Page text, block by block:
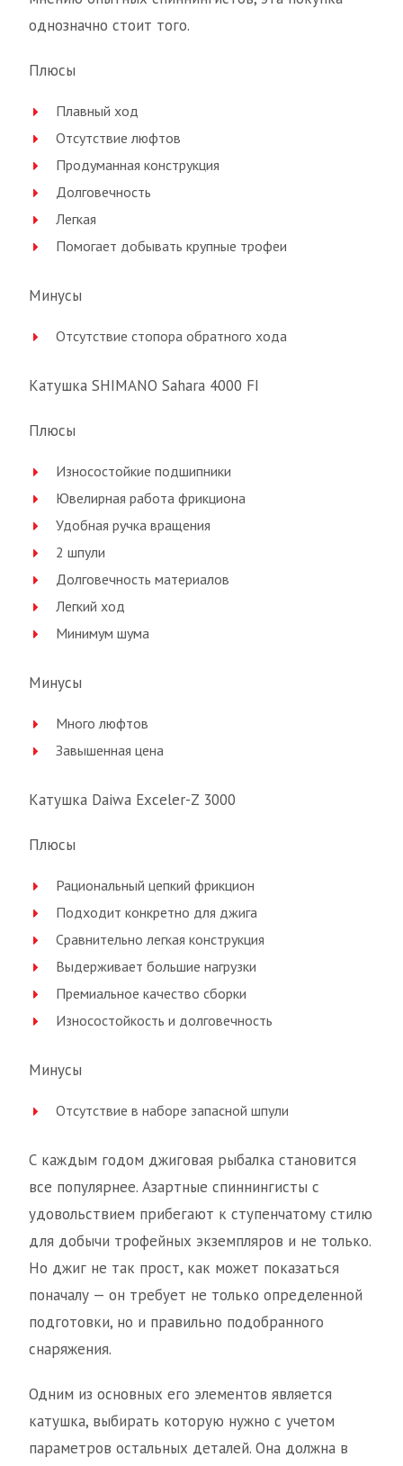
однозначно стоит того.
Плюсы
Плавный ход
Отсутствие люфтов
Продуманная конструкция
Долговечность
Легкая
Помогает добывать крупные трофеи
Минусы
Отсутствие стопора обратного хода
Катушка SHIMANO Sahara 4000 FI
Плюсы
Износостойкие подшипники
Ювелирная работа фрикциона
Удобная ручка вращения
2 шпули
Долговечность материалов
Легкий ход
Минимум шума
Минусы
Много люфтов
Завышенная цена
Катушка Daiwa Exceler-Z 3000
Плюсы
Рациональный цепкий фрикцион
Подходит конкретно для джига
Сравнительно легкая конструкция
Выдерживает большие нагрузки
Премиальное качество сборки
Износостойкость и долговечность
Минусы
Отсутствие в наборе запасной шпули
С каждым годом джиговая рыбалка становится
все популярнее. Азартные спиннингисты с
удовольствием прибегают к ступенчатому стилю
для добычи трофейных экземпляров и не только.
Но джиг не так прост, как может показаться
поначалу — он требует не только определенной
подготовки, но и правильно подобранного
снаряжения.
Одним из основных его элементов является
катушка, выбирать которую нужно с учетом
параметров остальных деталей. Она должна в